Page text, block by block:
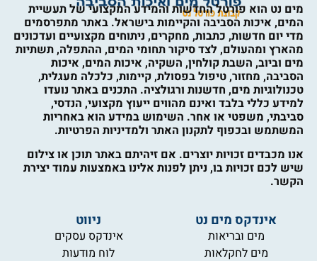
מים נט הוא פורטל החדשות והמידע המקצועי של תעשיית
המים, איכות הסביבה והקיימות בישראל. באתר מתפרסמים
מדי יום חדשות, כתבות, מחקרים, ניתוחים מקצועיים ועדכונים
מהארץ ומהעולם, לצד סיקור תחומי המים, ההתפלה, תשתיות
מים וביוב, השבת קולחין, השקיה, איכות המים, איכות
הסביבה, מחזור, טיפול בפסולת, קיימות, כלכלה מעגלית,
טכנולוגיות מים, חדשנות ורגולציה. התכנים באתר נועדו
למידע כללי בלבד ואינם מהווים ייעוץ מקצועי, הנדסי,
סביבתי, משפטי או אחר. השימוש במידע הוא באחריות
המשתמש ובכפוף לתקנון האתר ולמדיניות הפרטיות.
אנו מכבדים זכויות יוצרים. אם זיהיתם באתר תוכן או צילום
שיש לכם זכויות בו, ניתן לפנות אלינו באמצעות עמוד יצירת
הקשר.
אינדקס מים נט
מים ובריאות
מים לחקלאות
ניווט
אינדקס עסקים
לוח מודעות